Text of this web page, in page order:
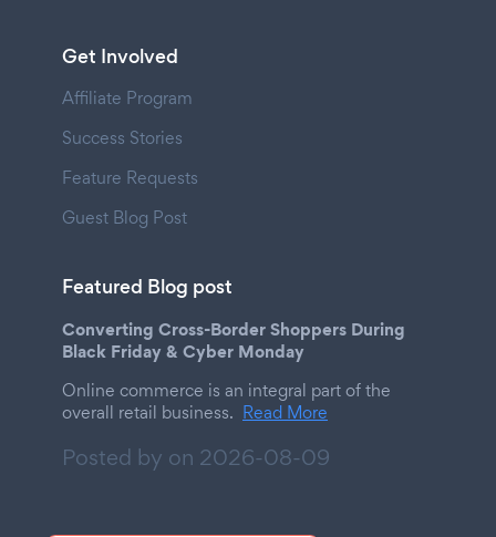
Get Involved
Affiliate Program
Success Stories
Feature Requests
Guest Blog Post
Featured Blog post
Converting Cross-Border Shoppers During
Black Friday & Cyber Monday
Online commerce is an integral part of the
overall retail business. Read More
Posted by on 2026-08-09